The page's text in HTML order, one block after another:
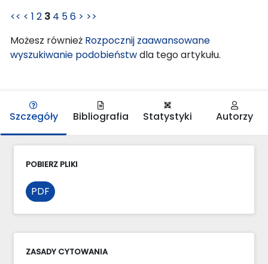
<< < 1 2 3 4 56 > >>
Możesz również Rozpocznij zaawansowane
wyszukiwanie podobieństwdla tego artykułu.
Szczegóły Bibliografia Statystyki Autorzy
POBIERZ PLIKI
PDF
ZASADY CYTOWANIA